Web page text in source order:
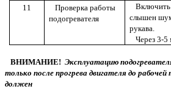
11
Проверка работы
подогревателя
Включить
слышен
рукава.
Через 3-5
ВНИМАНИЕ!Эксплуатацию
только после прогрева двигателя до
должен